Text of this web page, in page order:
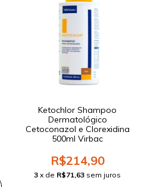
Ketochlor Shampoo
Dermatológico
Cetoconazol e Clorexidina
500ml Virbac
R$214,90
3 x de R$71,63 sem juros